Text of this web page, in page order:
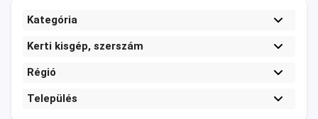
Kategória
Kerti kisgép, szerszám
Régió
Település